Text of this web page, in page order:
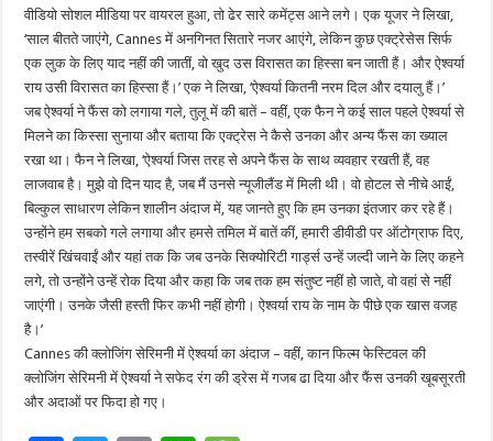
वीडियो सोशल मीडिया पर वायरल हुआ, तो ढेर सारे कमेंट्स आने लगे। एक यूजर ने लिखा,
‘साल बीतते जाएंगे, Cannes में अनगिनत सितारे नजर आएंगे, लेकिन कुछ एक्ट्रेसेस सिर्फ
एक लुक के लिए याद नहीं की जातीं, वो खुद उस विरासत का हिस्सा बन जाती हैं। और ऐश्वर्या
राय उसी विरासत का हिस्सा हैं।’ एक ने लिखा, ‘ऐश्वर्या कितनी नरम दिल और दयालु हैं।’
जब ऐश्वर्या ने फैंस को लगाया गले, तुलू में की बातें – वहीं, एक फैन ने कई साल पहले ऐश्वर्या से
मिलने का किस्सा सुनाया और बताया कि एक्ट्रेस ने कैसे उनका और अन्य फैंस का ख्याल
रखा था। फैन ने लिखा, ‘ऐश्वर्या जिस तरह से अपने फैंस के साथ व्यवहार रखती हैं, वह
लाजवाब है। मुझे वो दिन याद है, जब मैं उनसे न्यूजीलैंड में मिली थी। वो होटल से नीचे आईं,
बिल्कुल साधारण लेकिन शालीन अंदाज में, यह जानते हुए कि हम उनका इंतजार कर रहे हैं।
उन्होंने हम सबको गले लगाया और हमसे तमिल में बातें कीं, हमारी डीवीडी पर ऑटोग्राफ दिए,
तस्वीरें खिंचवाईं और यहां तक कि जब उनके सिक्योरिटी गार्ड्स उन्हें जल्दी जाने के लिए कहने
लगे, तो उन्होंने उन्हें रोक दिया और कहा कि जब तक हम संतुष्ट नहीं हो जाते, वो वहां से नहीं
जाएंगी। उनके जैसी हस्ती फिर कभी नहीं होगी। ऐश्वर्या राय के नाम के पीछे एक खास वजह
है।’
Cannes की क्लोजिंग सेरिमनी में ऐश्वर्या का अंदाज – वहीं, कान फिल्म फेस्टिवल की
क्लोजिंग सेरिमनी में ऐश्वर्या ने सफेद रंग की ड्रेस में गजब ढा दिया और फैंस उनकी खूबसूरती
और अदाओं पर फिदा हो गए।